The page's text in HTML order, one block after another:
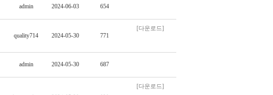
admin 2024-06-03 654
quality714 2024-05-30 771
[다운로드]
admin 2024-05-30 687
[다운로드]